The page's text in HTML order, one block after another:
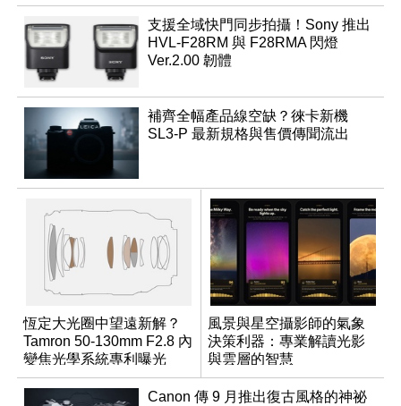
支援全域快門同步拍攝！Sony 推出
HVL-F28RM 與 F28RMA 閃燈
Ver.2.00 韌體
補齊全幅產品線空缺？徠卡新機
SL3-P 最新規格與售價傳聞流出
恆定大光圈中望遠新解？
Tamron 50-130mm F2.8 內
變焦光學系統專利曝光
風景與星空攝影師的氣象
決策利器：專業解讀光影
與雲層的智慧
App「Atmos」登場
Canon 傳 9 月推出復古風格的神祕